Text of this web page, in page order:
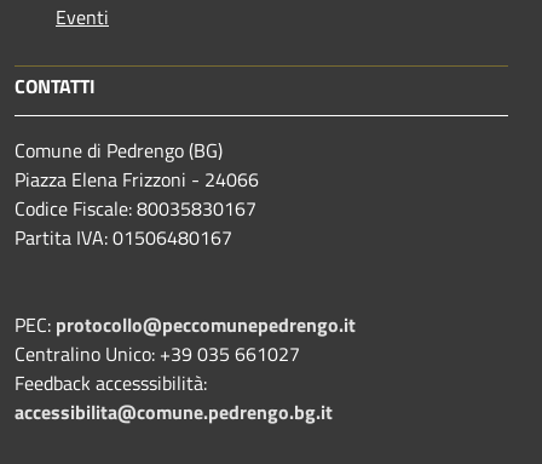
Eventi
CONTATTI
Comune di Pedrengo (BG)
Piazza Elena Frizzoni - 24066
Codice Fiscale: 80035830167
Partita IVA: 01506480167
PEC: protocollo@peccomunepedrengo.it
Centralino Unico: +39 035 661027
Feedback accesssibilità:
accessibilita@comune.pedrengo.bg.it